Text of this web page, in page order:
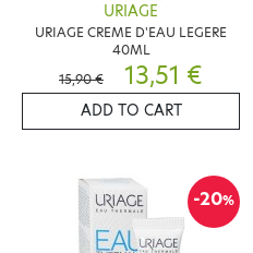
URIAGE
URIAGE CREME D'EAU LEGERE
40ML
15,90 €
13,51 €
ADD TO CART
-20%